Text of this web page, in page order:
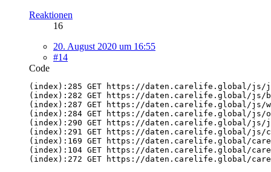
Reaktionen
16
20. August 2020 um 16:55
#14
Code
(index):272 GET https://daten.carelife.global/carelife/